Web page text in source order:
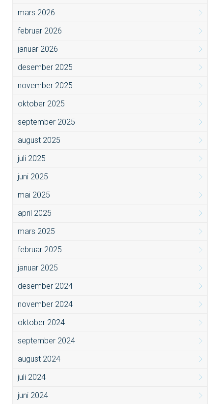
mars 2026
februar 2026
januar 2026
desember 2025
november 2025
oktober 2025
september 2025
august 2025
juli 2025
juni 2025
mai 2025
april 2025
mars 2025
februar 2025
januar 2025
desember 2024
november 2024
oktober 2024
september 2024
august 2024
juli 2024
juni 2024